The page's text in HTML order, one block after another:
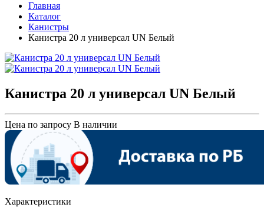
Главная
Каталог
Канистры
Канистра 20 л универсал UN Белый
Канистра 20 л универсал UN Белый
Цена по запросу В наличии
Характеристики